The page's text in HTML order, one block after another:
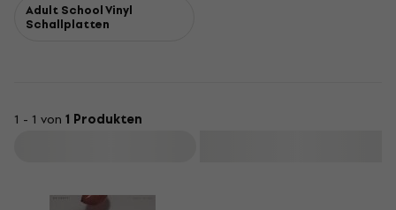
Adult School Vinyl
Schallplatten
1 - 1 von 1 Produkten